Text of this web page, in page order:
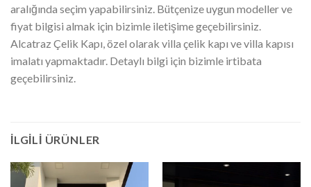
aralığında seçim yapabilirsiniz. Bütçenize uygun modeller ve
fiyat bilgisi almak için bizimle iletişime geçebilirsiniz.
Alcatraz Çelik Kapı, özel olarak villa çelik kapı ve villa kapısı
imalatı yapmaktadır. Detaylı bilgi için bizimle irtibata
geçebilirsiniz.
İLGILI ÜRÜNLER